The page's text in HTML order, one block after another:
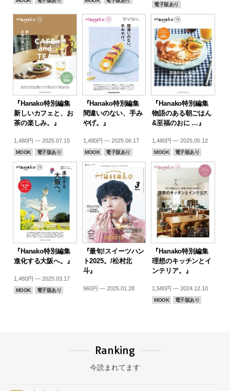
電子版あり
『Hanako特別編集
新しいカフェと、お
茶の楽しみ。』
1,480円 — 2025.07.15
MOOK 電子版あり
『Hanako特別編集
間違いのない、手み
やげ。』
1,480円 — 2025.06.17
MOOK 電子版あり
『Hanako特別編集
物語のある朝ごはん
&至福のおに …』
1,480円 — 2025.05.12
MOOK 電子版あり
『Hanako特別編集
進化する大阪へ。』
1,480円 — 2025.03.17
MOOK 電子版あり
『最旬!スイーツハン
ト2025。/松村北
斗』
960円 — 2025.01.28
『Hanako特別編集
理想のキッチンとイ
ンテリア。』
1,580円 — 2024.12.10
MOOK 電子版あり
Ranking
今読まれてます